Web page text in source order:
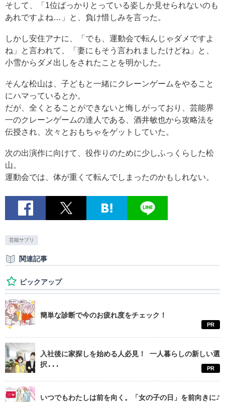
そして、「1位ばっかりとっている姿しか見せられないのも
あれですよね…」と、負け惜しみを言った。
しかし安住アナに、「でも、運動会で転んじゃダメですよ
ね」と言われて、「妻にもそう言われましたけどね」と、
小雪からダメ出しをされたことを明かした。
そんな松山は、子どもと一緒にクレーンゲームをやること
にハマっているとか。
だが、全くとることができないと悔しがっており、芸能界
一のクレーンゲームの達人である、酒井敏也から攻略法を
伝授され、次々とおもちゃをゲットしていた。
次の出演作に向けて、役作りのために少しふっくらした松
山。
運動会では、体が重くて転んでしまったのかもしれない。
芸能サプリ
関連記事
ピックアップ
簡単な診断で今のお疲れ度をチェック！
PR
入社後に家探しを始める人必見！ 一人暮らしの新しい選
択...
PR
いつでもわたしは前を向く。「女の子の日」を前向きに♪